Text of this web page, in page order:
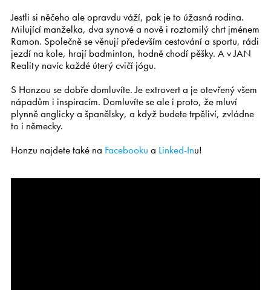
Jestli si něčeho ale opravdu váží, pak je to úžasná rodina.
Milující manželka, dva synové a nově i roztomilý chrt jménem
Ramon. Společně se věnují především cestování a sportu, rádi
jezdí na kole, hrají badminton, hodně chodí pěšky. A v JAN
Reality navíc každé úterý cvičí jógu.
S Honzou se dobře domluvíte. Je extrovert a je otevřený všem
nápadům i inspiracím. Domluvíte se ale i proto, že mluví
plynně anglicky a španělsky, a když budete trpěliví, zvládne
to i německy.
Honzu najdete také na Facebooku a Linked-Inu!